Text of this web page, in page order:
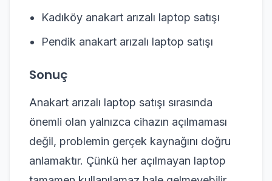
Kadıköy anakart arızalı laptop satışı
Pendik anakart arızalı laptop satışı
Sonuç
Anakart arızalı laptop satışı sırasında
önemli olan yalnızca cihazın açılmaması
değil, problemin gerçek kaynağını doğru
anlamaktır. Çünkü her açılmayan laptop